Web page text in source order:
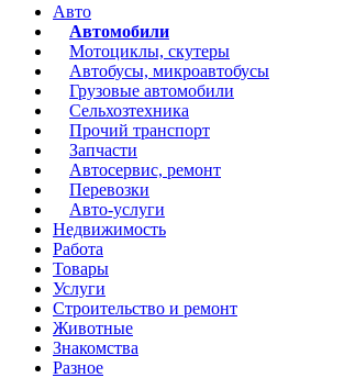
Авто
Автомобили
Мотоциклы, скутеры
Автобусы, микроавтобусы
Грузовые автомобили
Сельхозтехника
Прочий транспорт
Запчасти
Автосервис, ремонт
Перевозки
Авто-услуги
Недвижимость
Работа
Товары
Услуги
Строительство и ремонт
Животные
Знакомства
Разное